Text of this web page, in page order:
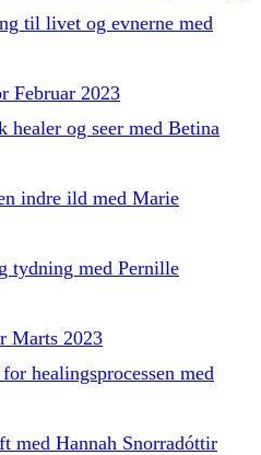
til livet og evnerne med
Februar 2023
healer og seer med Betina
indre ild med Marie
tydning med Pernille
Marts 2023
healingsprocessen med
med Hannah Snorradóttir